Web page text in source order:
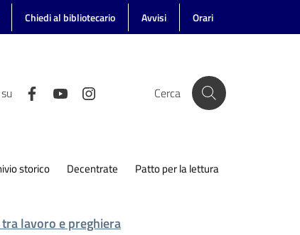
Chiedi al bibliotecario Avvisi Orari
Cerca
storico Decentrate Patto per la lettura
lavoro e preghiera